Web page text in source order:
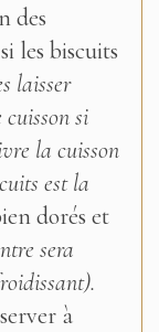
des
les biscuits
laisser
si
la cuisson
est la
dorés et
sera
à